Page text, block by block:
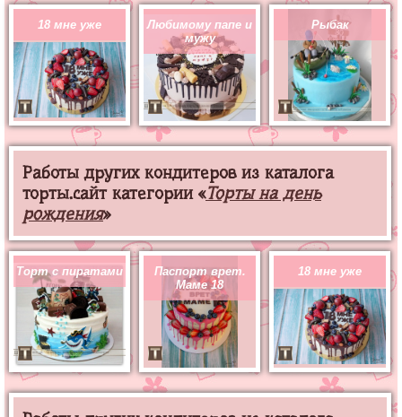
18 мне уже
Любимому папе и
мужу
Рыбак
Работы других кондитеров из каталога
торты.сайт категории «Торты на день
рождения»
Торт с пиратами
Паспорт врет.
Маме 18
18 мне уже